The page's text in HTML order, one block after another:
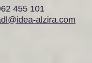
455 101
alzira.com